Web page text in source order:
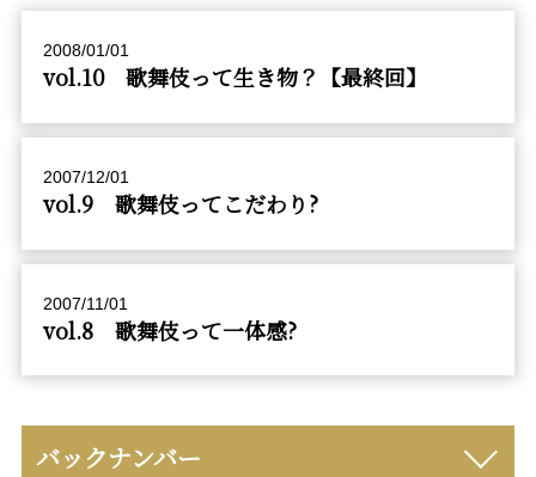
2008/01/01
vol.10 歌舞伎って生き物？【最終回】
2007/12/01
vol.9 歌舞伎ってこだわり?
2007/11/01
vol.8 歌舞伎って一体感?
バックナンバー